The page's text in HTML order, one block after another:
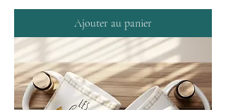
Ajouter au panier